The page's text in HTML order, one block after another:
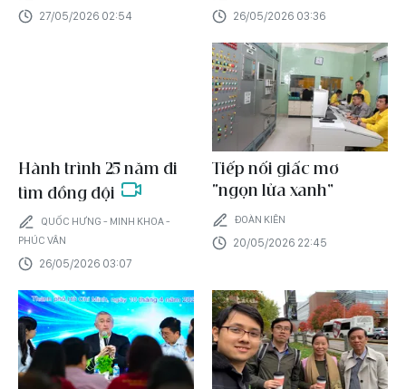
27/05/2026 02:54 26/05/2026 03:36
Hành trình 25 năm đi
tìm đồng đội
QUỐC HƯNG - MINH KHOA -
PHÚC VÂN
26/05/2026 03:07
Tiếp nối giấc mơ
“ngọn lửa xanh”
ĐOÀN KIÊN
20/05/2026 22:45